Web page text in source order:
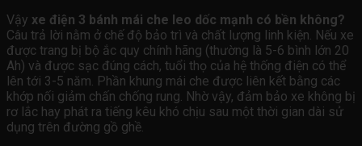
Vậy xe điện 3 bánh mái che leo dốc mạnh có bền không?
Câu trả lời nằm ở chế độ bảo trì và chất lượng linh kiện. Nếu xe
được trang bị bộ ắc quy chính hãng (thường là 5-6 bình lớn 20
Ah) và được sạc đúng cách, tuổi thọ của hệ thống điện có thể
lên tới 3-5 năm. Phần khung mái che được liên kết bằng các
khớp nối giảm chấn chống rung. Nhờ vậy, đảm bảo xe không bị
rơ lắc hay phát ra tiếng kêu khó chịu sau một thời gian dài sử
dụng trên đường gồ ghề.